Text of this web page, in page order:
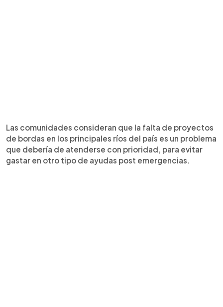
Las comunidades consideran que la falta de proyectos
de bordas en los principales ríos del país es un problema
que debería de atenderse con prioridad, para evitar
gastar en otro tipo de ayudas post emergencias.